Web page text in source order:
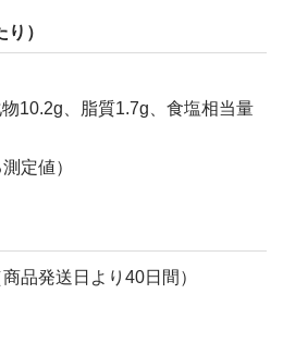
）
10.2g、脂質1.7g、食塩相当量
定値）
品発送日より40日間）